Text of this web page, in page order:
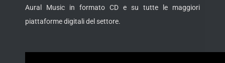
Aural Music in formato CD e su tutte le maggiori
piattaforme digitali del settore.